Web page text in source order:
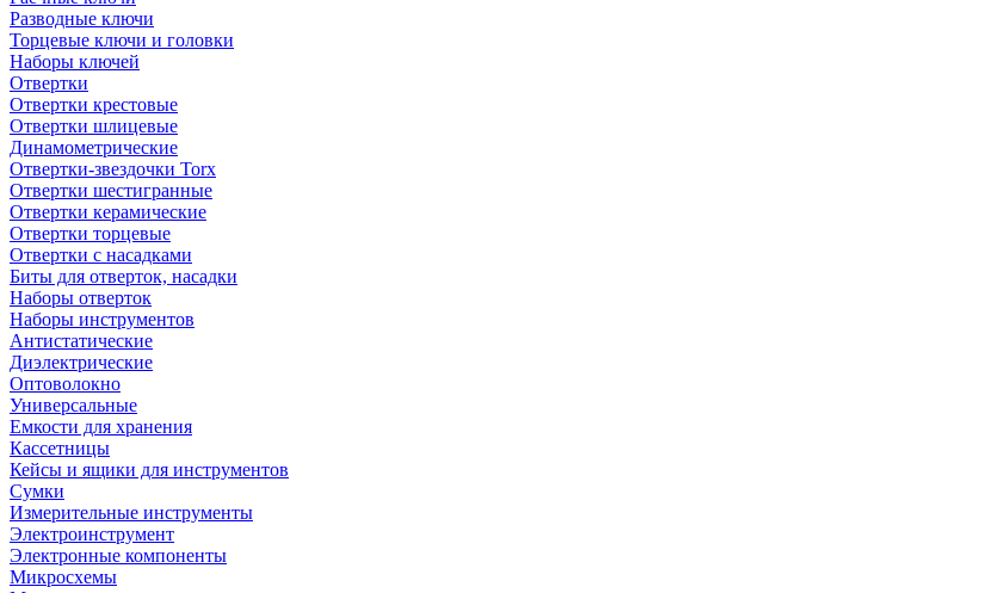
Разводные ключи
Торцевые ключи и головки
Наборы ключей
Отвертки
Отвертки крестовые
Отвертки шлицевые
Динамометрические
Отвертки-звездочки Torx
Отвертки шестигранные
Отвертки керамические
Отвертки торцевые
Отвертки с насадками
Биты для отверток, насадки
Наборы отверток
Наборы инструментов
Антистатические
Диэлектрические
Оптоволокно
Универсальные
Емкости для хранения
Кассетницы
Кейсы и ящики для инструментов
Сумки
Измерительные инструменты
Электроинструмент
Электронные компоненты
Микросхемы